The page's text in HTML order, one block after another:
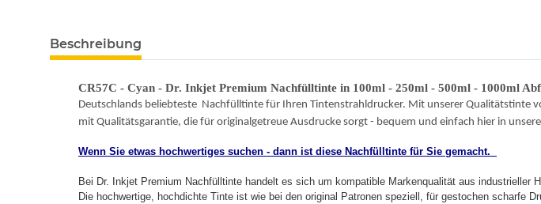
Beschreibung
CR57C - Cyan - Dr. Inkjet Premium Nachfülltinte in 100ml - 250ml - 500ml - 1000ml
Deutschlands beliebteste Nachfülltinte für Ihren Tintenstrahldrucker. Mit unserer Qualitätstinte
mit Qualitätsgarantie, die für originalgetreue Ausdrucke sorgt - bequem und einfach hier in
Wenn Sie etwas hochwertiges suchen - dann ist diese Nachfülltinte für Sie gemacht.
Bei Dr. Inkjet Premium Nachfülltinte handelt es sich um kompatible Markenqualität aus industrieller
Die hochwertige, hochdichte Tinte ist wie bei den original Patronen speziell, für gestochen scharfe